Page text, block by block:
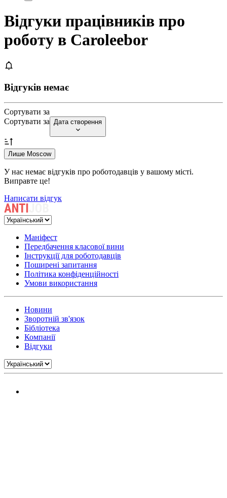
Відгуки працівників про
роботу в Caroleebor
Відгуків немає
Сортувати за
Сортувати за Дата створення
Лише Moscow
У нас немає відгуків про роботодавців у вашому місті.
Виправте це!
Написати відгук
Маніфест
Передбачення класової вини
Інструкції для роботодавців
Поширені запитання
Політика конфіденційності
Умови використання
Новини
Зворотній зв'язок
Бібліотека
Компанії
Відгуки